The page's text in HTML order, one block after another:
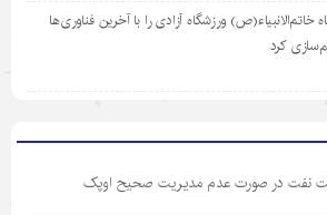
خاتم‌الانبیاء(ص) ورزشگاه آزادی را با آخرین فناوری‌ها
کرد
نفت در صورت عدم مدیریت صحیح اوپک